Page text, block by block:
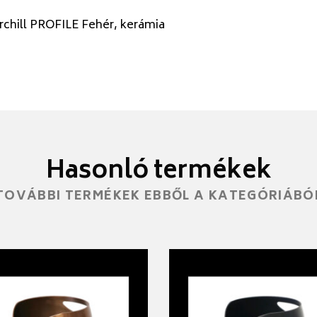
PROFILE Fehér, kerámia
Hasonló termékek
TERMÉKEK EBBŐL A